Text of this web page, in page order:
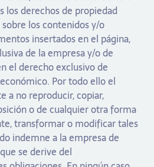
los derechos de propiedad
los contenidos y/o
insertados en el página,
de la empresa y/o de
el derecho exclusivo de
Por todo ello el
a no reproducir, copiar,
o de cualquier otra forma
transformar o modificar tales
indemne a la empresa de
se derive del